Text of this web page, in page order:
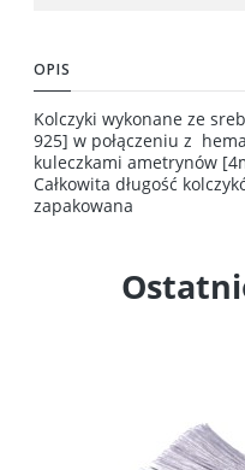
OPIS
Kolczyki wykonane ze
925] w połączeniu z
kuleczkami ametrynów
Całkowita długość
zapakowana